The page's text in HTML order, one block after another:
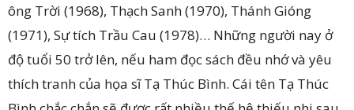
ông Trời (1968), Thạch Sanh (1970), Thánh Gióng
(1971), Sự tích Trầu Cau (1978)… Những người nay ở
độ tuổi 50 trở lên, nếu ham đọc sách đều nhớ và yêu
thích tranh của họa sĩ Tạ Thúc Bình. Cái tên Tạ Thúc